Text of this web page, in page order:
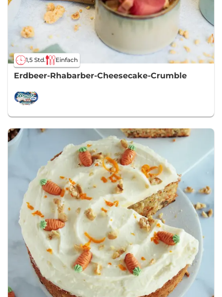
1,5 Std. Einfach
Erdbeer-Rhabarber-Cheesecake-Crumble